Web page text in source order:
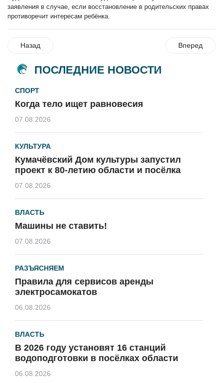
заявления в случае, если восстановление в родительских правах
противоречит интересам ребёнка.
Назад Вперед
ПОСЛЕДНИЕ НОВОСТИ
СПОРТ
Когда тело ищет равновесия
07.08.2026
КУЛЬТУРА
Кумачёвский Дом культуры запустил
проект к 80-летию области и посёлка
07.08.2026
ВЛАСТЬ
Машины не ставить!
07.08.2026
РАЗЪЯСНЯЕМ
Правила для сервисов аренды
электросамокатов
06.08.2026
ВЛАСТЬ
В 2026 году установят 16 станций
водоподготовки в посёлках области
06.08.2026